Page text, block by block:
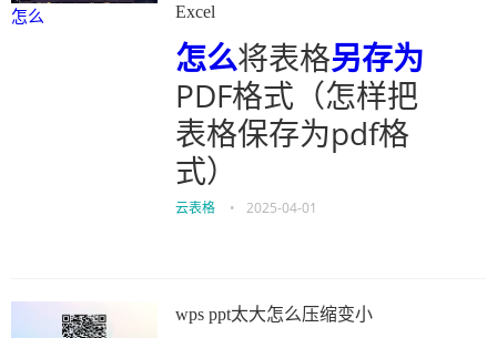
怎么 Excel
怎么将表格另存为
PDF格式（怎样把
表格保存为pdf格
式）
云表格 • 2025-04-01
wps ppt太大怎么压缩变小